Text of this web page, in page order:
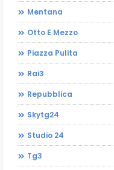
Mentana
Otto E Mezzo
Piazza Pulita
Rai3
Repubblica
Skytg24
Studio 24
Tg3